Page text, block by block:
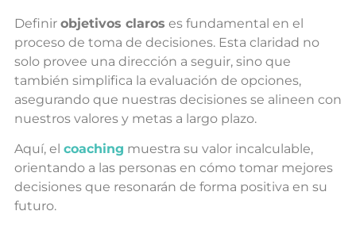
Definir objetivos claros es fundamental en el
proceso de toma de decisiones. Esta claridad no
solo provee una dirección a seguir, sino que
también simplifica la evaluación de opciones,
asegurando que nuestras decisiones se alineen con
nuestros valores y metas a largo plazo.
Aquí, el coaching muestra su valor incalculable,
orientando a las personas en cómo tomar mejores
decisiones que resonarán de forma positiva en su
futuro.